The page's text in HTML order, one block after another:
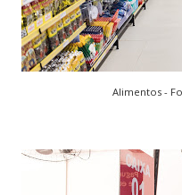
Alimentos -